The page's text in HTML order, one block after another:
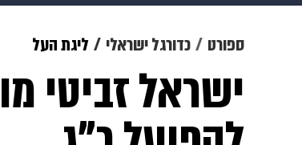
תרבות צבא וביטחון
גאווה ויוה משפט
ספורט כדורגל ישראלי ליגת העל
ישראל זביטי